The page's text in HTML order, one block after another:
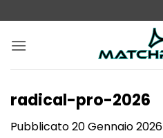
ai
contenuti
radical-pro-2026
Pubblicato20 Gennaio 2026